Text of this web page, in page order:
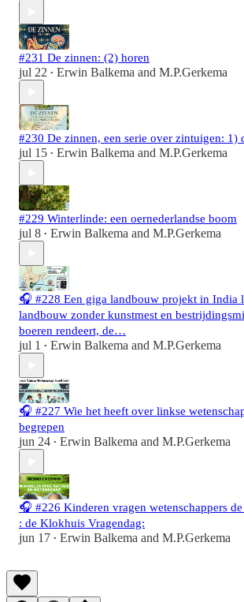
#231 De zinnen: (2) horen
jul 22 • Erwin Balkema and M.P.Gerkema
#230 De zinnen, een serie over zintuigen: 1)
jul 15 • Erwin Balkema and M.P.Gerkema
#229 Winterlinde: een oernederlandse boom
jul 8 • Erwin Balkema and M.P.Gerkema
🎧 #228 Een giga landbouw projekt in India
landbouw zonder kunstmest en
boeren rendeert, de…
jul 1 • Erwin Balkema and M.P.Gerkema
🎧 #227 Wie het heeft over linkse
begrepen
jun 24 • Erwin Balkema and M.P.Gerkema
🎧 #226 Kinderen vragen wetenschappers
: de Klokhuis Vragendag:
jun 17 • Erwin Balkema and M.P.Gerkema